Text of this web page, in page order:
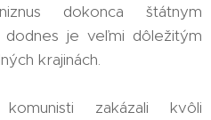
dokonca štátnym
je veľmi dôležitým
krajinách.
zakázali kvôli